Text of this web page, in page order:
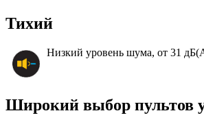
Тихий
Низкий уровень шума, от 31
Широкий выбор пультов